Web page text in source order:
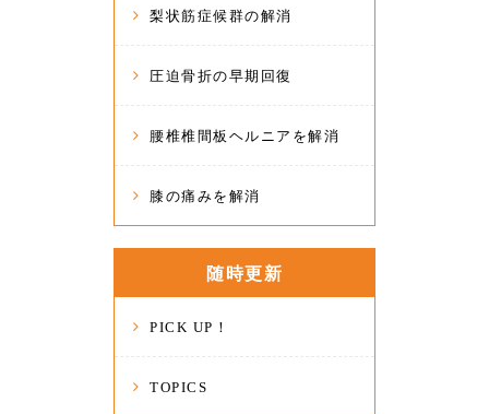
梨状筋症候群の解消
圧迫骨折の早期回復
腰椎椎間板ヘルニアを解消
膝の痛みを解消
随時更新
PICK UP！
TOPICS